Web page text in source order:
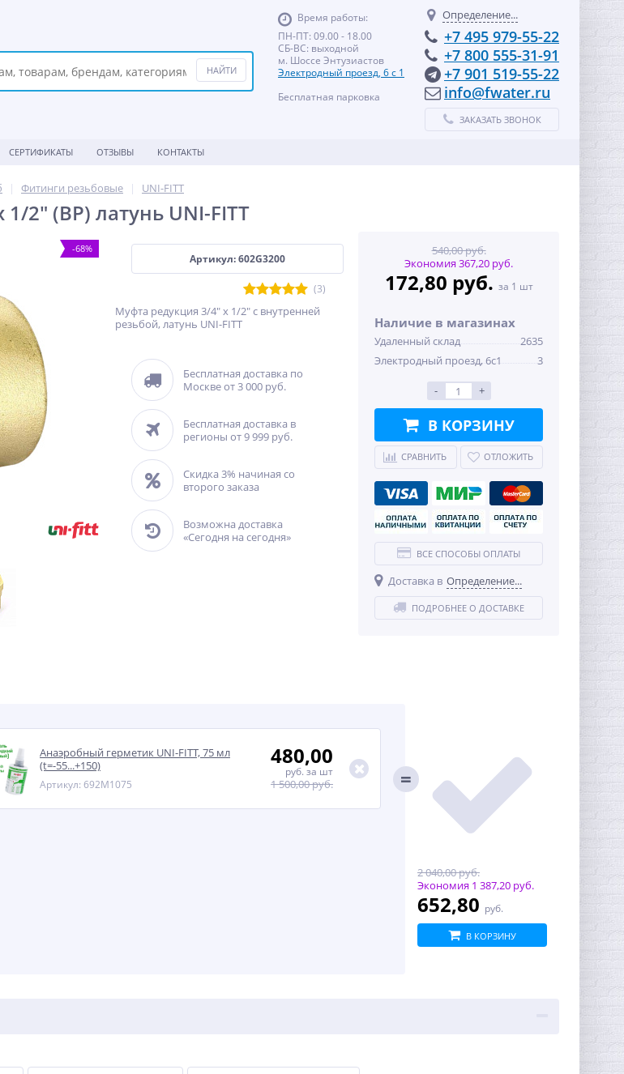
Время работы:
ПН-ПТ: 09.00 - 18.00
СБ-ВС: выходной
м. Шоссе Энтузиастов
Электродный проезд, 6 с 1
Бесплатная парковка
Определение...
+7 495 979-55-22
+7 800 555-31-91
+7 901 519-55-22
info@fwater.ru
ЗАКАЗАТЬ ЗВОНОК
СЕРТИФИКАТЫ ОТЗЫВЫ КОНТАКТЫ
Фитинги резьбовые UNI-FITT
2" (ВР) латунь UNI-FITT
-68%
Артикул: 602G3200
(3)
Муфта редукция 3/4" x 1/2" с внутренней
резьбой, латунь UNI-FITT
Бесплатная доставка по
Москве от 3 000 руб.
Бесплатная доставка в
регионы от 9 999 руб.
Скидка 3% начиная со
второго заказа
Возможна доставка
«Сегодня на сегодня»
540,00 руб.
Экономия 367,20 руб.
172,80 руб. за 1 шт
Наличие в магазинах
Удаленный склад
2635
Электродный проезд, 6с1
3
- +
В КОРЗИНУ
СРАВНИТЬ ОТЛОЖИТЬ
ВСЕ СПОСОБЫ ОПЛАТЫ
Доставка в Определение...
ПОДРОБНЕЕ О ДОСТАВКЕ
Анаэробный герметик UNI-FITT, 75 мл
(t=-55...+150)
Артикул: 692M1075
480,00
руб. за шт
1 500,00 руб.
2 040,00 руб.
Экономия 1 387,20 руб.
652,80 руб.
В КОРЗИНУ